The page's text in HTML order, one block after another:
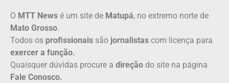
O MTT News é um site de Matupá, no extremo norte de
Mato Grosso.
Todos os profissionais são jornalistas com licença para
exercer a função.
Quaisquer dúvidas procure a direção do site na página
Fale Conosco.